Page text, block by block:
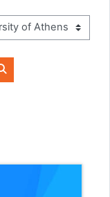
Wyszukaj kursy